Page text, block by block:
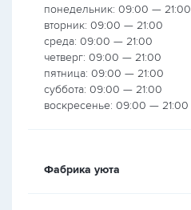
понедельник: 09:00 — 21:00
вторник: 09:00 — 21:00
среда: 09:00 — 21:00
четверг: 09:00 — 21:00
пятница: 09:00 — 21:00
суббота: 09:00 — 21:00
воскресенье: 09:00 — 21:00
Фабрика уюта